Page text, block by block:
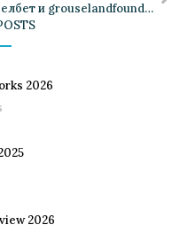
Мелбет и grouselandfoundation: новый взгляд на беттинг и благотворительность в 2026
2026
2026